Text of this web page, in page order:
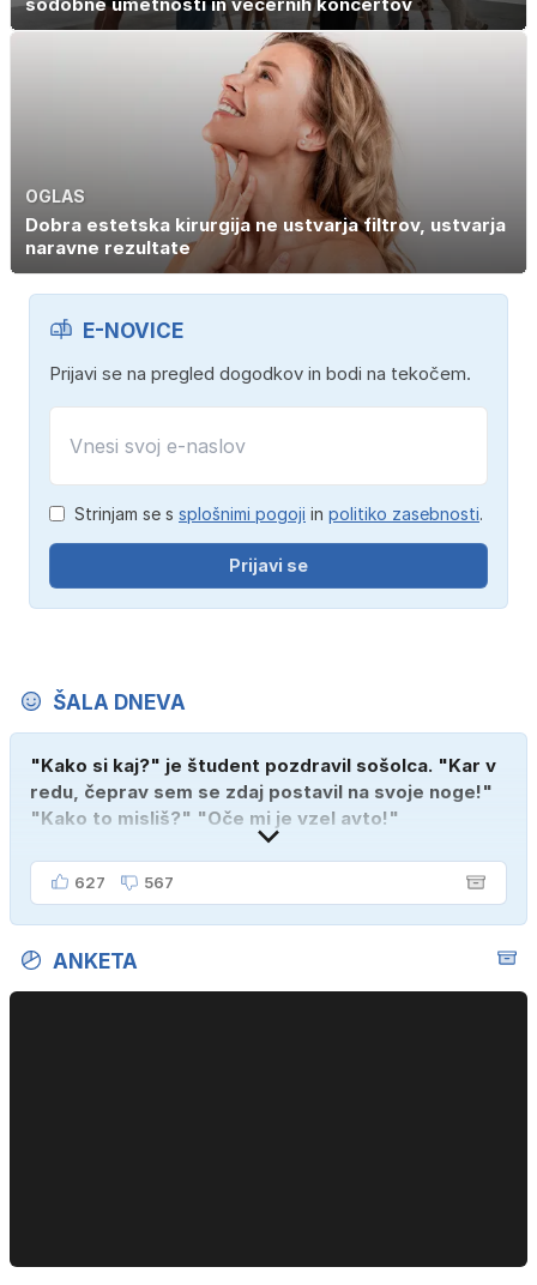
sodobne umetnosti in večernih koncertov
OGLAS
Dobra estetska kirurgija ne ustvarja filtrov, ustvarja
naravne rezultate
E-NOVICE
Prijavi se na pregled dogodkov in bodi na tekočem.
Strinjam se s splošnimi pogoji in politiko zasebnosti.
Prijavi se
ŠALA DNEVA
"Kako si kaj?" je študent pozdravil sošolca. "Kar v
redu, čeprav sem se zdaj postavil na svoje noge!"
"Kako to misliš?" "Oče mi je vzel avto!"
627 567
ANKETA